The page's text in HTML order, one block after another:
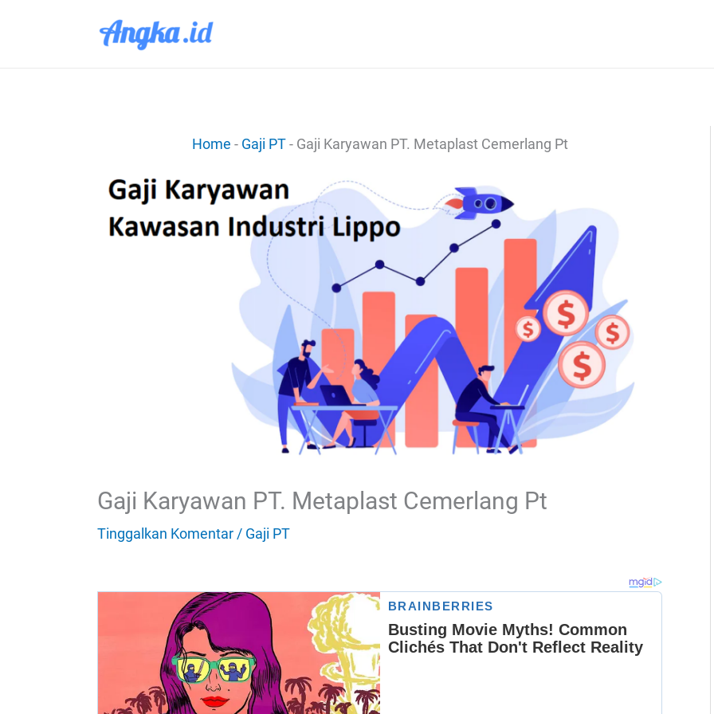
Home - Gaji PT- Gaji Karyawan PT. Metaplast Cemerlang Pt
Gaji Karyawan PT. Metaplast Cemerlang Pt
Tinggalkan Komentar / Gaji PT